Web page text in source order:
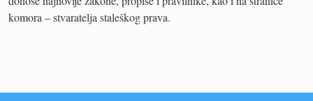
komora – stvaratelja staleškog prava.